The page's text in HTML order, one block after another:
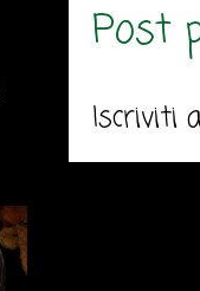
Post
Iscriviti